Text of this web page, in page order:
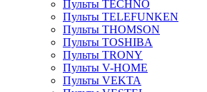
Пульты TECHNO
Пульты TELEFUNKEN
Пульты THOMSON
Пульты TOSHIBA
Пульты TRONY
Пульты V-HOME
Пульты VEKTA